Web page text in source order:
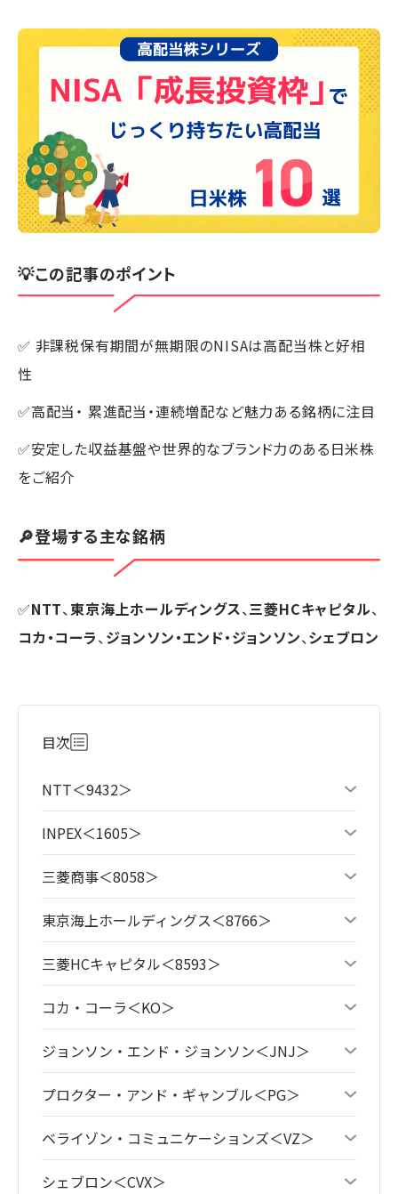
💡この記事のポイント
✅ 非課税保有期間が無期限のNISAは高配当株と好相
性
✅高配当・ 累進配当・連続増配など魅力ある銘柄に注目
✅安定した収益基盤や世界的なブランド力のある日米株
をご紹介
🔎登場する主な銘柄
✅NTT、東京海上ホールディングス、三菱HCキャピタル、
コカ・コーラ、ジョンソン・エンド・ジョンソン、シェブロン
目次
NTT＜9432＞
INPEX＜1605＞
三菱商事＜8058＞
東京海上ホールディングス＜8766＞
三菱HCキャピタル＜8593＞
コカ・コーラ＜KO＞
ジョンソン・エンド・ジョンソン＜JNJ＞
プロクター・アンド・ギャンブル＜PG＞
ベライゾン・コミュニケーションズ＜VZ＞
シェブロン＜CVX＞